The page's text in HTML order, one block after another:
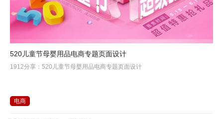
520儿童节母婴用品电商专题页面设计
1912分享：520儿童节母婴用品电商专题页面设计
电商